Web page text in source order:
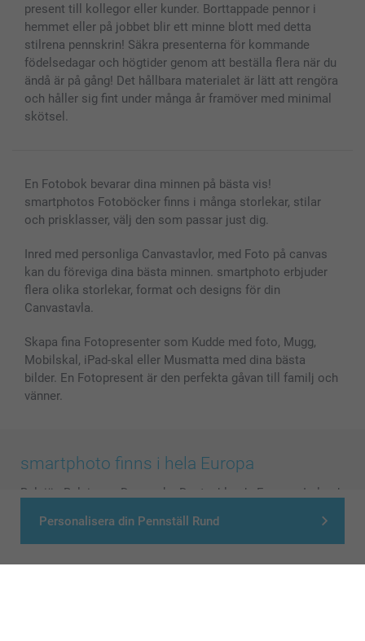
Personalisera din Pennställ Rund
present till kollegor eller kunder. Borttappade pennor i
hemmet eller på jobbet blir ett minne blott med detta
stilrena pennskrin! Säkra presenterna för kommande
födelsedagar och högtider genom att beställa flera när du
ändå är på gång! Det hållbara materialet är lätt att rengöra
och håller sig fint under många år framöver med minimal
skötsel.
En Fotobok bevarar dina minnen på bästa vis!
smartphotos Fotoböcker finns i många storlekar, stilar
och prisklasser, välj den som passar just dig.
Inred med personliga Canvastavlor, med Foto på canvas
kan du föreviga dina bästa minnen. smartphoto erbjuder
flera olika storlekar, format och designs för din
Canvastavla.
Skapa fina Fotopresenter som Kudde med foto, Mugg,
Mobilskal, iPad-skal eller Musmatta med dina bästa
bilder. En Fotopresent är den perfekta gåvan till familj och
vänner.
smartphoto finns i hela Europa
België Belgique Danmark Deutschland France
Ireland
Nederland - Norge Österreich - Schweiz